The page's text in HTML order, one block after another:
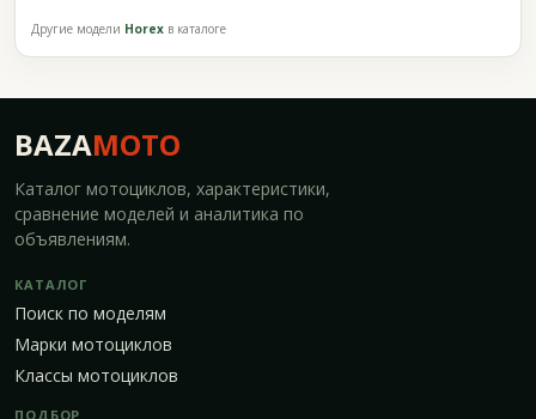
Другие модели Horex в каталоге
BAZAMOTO
Каталог мотоциклов, характеристики,
сравнение моделей и аналитика по
объявлениям.
КАТАЛОГ
Поиск по моделям
Марки мотоциклов
Классы мотоциклов
ПОДБОР